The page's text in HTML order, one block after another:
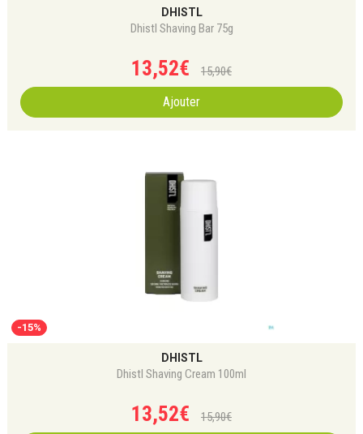
DHISTL
Dhistl Shaving Bar 75g
13,52€ 15,90€
Ajouter
-15%
DHISTL
Dhistl Shaving Cream 100ml
13,52€ 15,90€